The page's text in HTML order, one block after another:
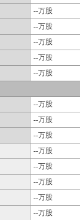
--万股
--万股
--万股
--万股
--万股
--万股
--万股
--万股
--万股
--万股
--万股
--万股
--万股